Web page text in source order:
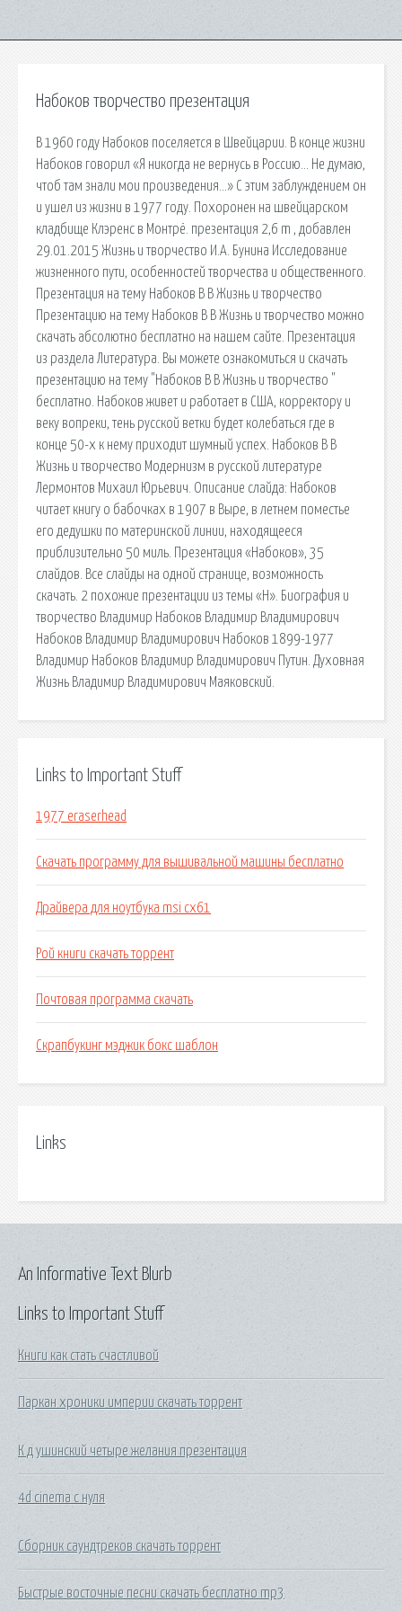
Набоков творчество презентация
В 1960 году Набоков поселяется в Швейцарии. В конце жизни
Набоков говорил «Я никогда не вернусь в Россию… Не думаю,
чтоб там знали мои произведения…» С этим заблуждением он
и ушел из жизни в 1977 году. Похоронен на швейцарском
кладбище Клэренс в Монтрё. презентация 2,6 m , добавлен
29.01.2015 Жизнь и творчество И.А. Бунина Исследование
жизненного пути, особенностей творчества и общественного.
Презентация на тему Набоков В В Жизнь и творчество
Презентацию на тему Набоков В В Жизнь и творчество можно
скачать абсолютно бесплатно на нашем сайте. Презентация
из раздела Литература. Вы можете ознакомиться и скачать
презентацию на тему "Набоков В В Жизнь и творчество "
бесплатно. Набоков живет и работает в США, корректору и
веку вопреки, тень русской ветки будет колебаться где в
конце 50-х к нему приходит шумный успех. Набоков В В
Жизнь и творчество Модернизм в русской литературе
Лермонтов Михаил Юрьевич. Описание слайда: Набоков
читает книгу о бабочках в 1907 в Выре, в летнем поместье
его дедушки по материнской линии, находящееся
приблизительно 50 миль. Презентация «Набоков», 35
слайдов. Все слайды на одной странице, возможность
скачать. 2 похожие презентации из темы «Н». Биография и
творчество Владимир Набоков Владимир Владимирович
Набоков Владимир Владимирович Набоков 1899-1977
Владимир Набоков Владимир Владимирович Путин. Духовная
Жизнь Владимир Владимирович Маяковский.
Links to Important Stuff
1977 eraserhead
Скачать программу для вышивальной машины бесплатно
Драйвера для ноутбука msi cx61
Рой книги скачать торрент
Почтовая программа скачать
Скрапбукинг мэджик бокс шаблон
Links
Links to Important Stuff
Книги как стать счастливой
Паркан хроники империи скачать торрент
К д ушинский четыре желания презентация
4d cinema с нуля
Сборник саундтреков скачать торрент
Быстрые восточные песни скачать бесплатно mp3
An Informative Text Blurb